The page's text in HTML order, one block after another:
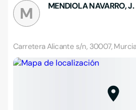
M MENDIOLA NAVARRO, J.
Carretera Alicante s/n, 30007,